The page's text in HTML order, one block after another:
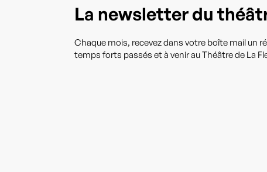
La newsletter du
Chaque mois, recevez dans votre boîte mail un
temps forts passés et à venir au Théâtre de La